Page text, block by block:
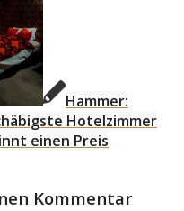
Hammer:
Hotelzimmer
einen Preis
Kommentar